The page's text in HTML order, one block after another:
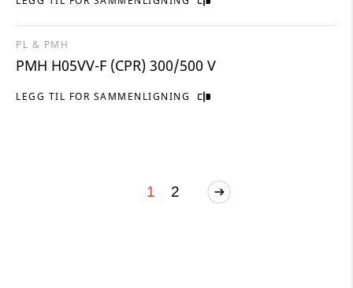
LEGG TIL FOR SAMMENLIGNING
PL & PMH
PMH H05VV-F (CPR) 300/500 V
1 2